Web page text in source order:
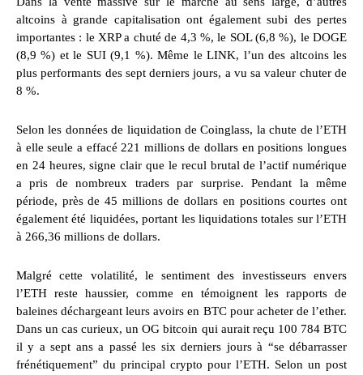
altcoins à grande capitalisation ont également subi des pertes
importantes : le XRP a chuté de 4,3 %, le SOL (6,8 %), le DOGE
(8,9 %) et le SUI (9,1 %). Même le LINK, l’un des altcoins les
plus performants des sept derniers jours, a vu sa valeur chuter de
8 %.
Selon les données de liquidation de Coinglass, la chute de l’ETH
à elle seule a effacé 221 millions de dollars en positions longues
en 24 heures, signe clair que le recul brutal de l’actif numérique
a pris de nombreux traders par surprise. Pendant la même
période, près de 45 millions de dollars en positions courtes ont
également été liquidées, portant les liquidations totales sur l’ETH
à 266,36 millions de dollars.
Malgré cette volatilité, le sentiment des investisseurs envers
l’ETH reste haussier, comme en témoignent les rapports de
baleines déchargeant leurs avoirs en BTC pour acheter de l’ether.
Dans un cas curieux, un OG bitcoin qui aurait reçu 100 784 BTC
il y a sept ans a passé les six derniers jours à “se débarrasser
frénétiquement” du principal crypto pour l’ETH. Selon un post